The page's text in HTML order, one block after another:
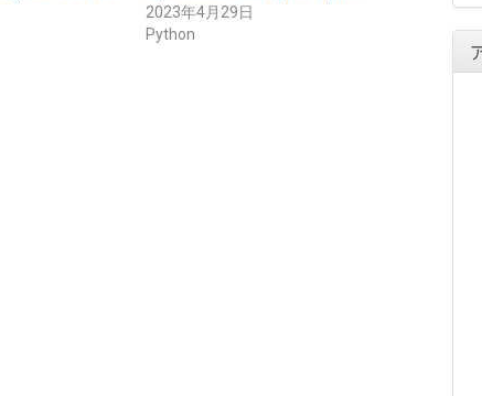
2023年4月29日
Python